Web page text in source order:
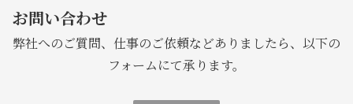
お問い合わせ
弊社へのご質問、仕事のご依頼などありましたら、以下の
フォームにて承ります。